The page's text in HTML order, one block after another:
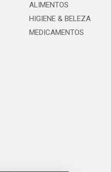
ALIMENTOS
HIGIENE & BELEZA
MEDICAMENTOS